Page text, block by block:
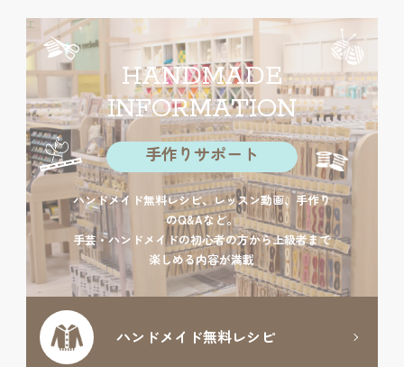
HANDMADE
INFORMATION
手作りサポート
ハンドメイド無料レシピ、レッスン動画、手作り
のQ&Aなど。
手芸・ハンドメイドの初心者の方から上級者まで
楽しめる内容が満載
ハンドメイド無料レシピ